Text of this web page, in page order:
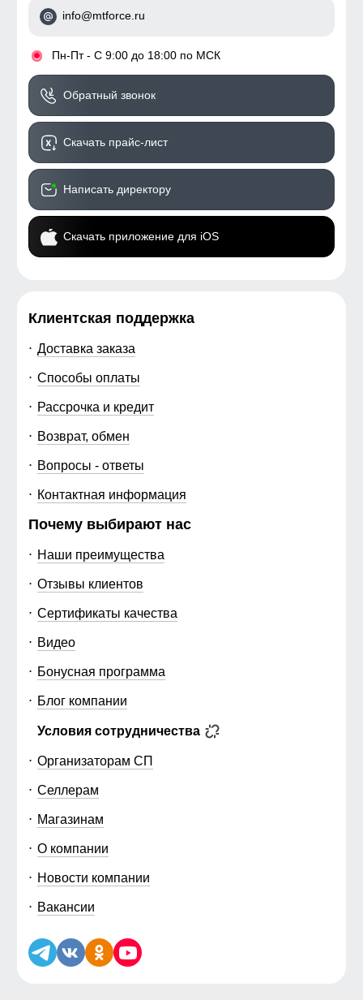
info@mtforce.ru
• Пн-Пт - С 9:00 до 18:00 по МСК
Обратный звонок
Скачать прайс-лист
Написать директору
Скачать приложение для iOS
Клиентская поддержка
Доставка заказа
Способы оплаты
Рассрочка и кредит
Возврат, обмен
Вопросы - ответы
Контактная информация
Почему выбирают нас
Наши преимущества
Отзывы клиентов
Сертификаты качества
Видео
Бонусная программа
Блог компании
Условия сотрудничества
Организаторам СП
Селлерам
Магазинам
О компании
Новости компании
Вакансии